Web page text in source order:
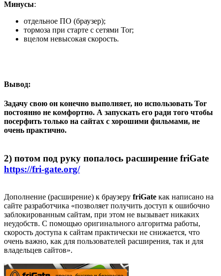
Минусы:
отдельное ПО (браузер);
тормоза при старте с сетями Tor;
вцелом невысокая скорость.
Вывод:
Задачу свою он конечно выполняет, но использовать Tor
постоянно не комфортно. А запускать его ради того чтобы
посерфить только на сайтах с хорошими фильмами, не
очень практично.
2) потом под руку попалось расширение friGate
https://fri-gate.org/
Дополнение (расширение) к браузеру friGate как написано на
сайте разработчика «позволяет получить доступ к ошибочно
заблокированным сайтам, при этом не вызывает никаких
неудобств. С помощью оригинального алгоритма работы,
скорость доступа к сайтам практически не снижается, что
очень важно, как для пользователей расширения, так и для
владельцев сайтов».